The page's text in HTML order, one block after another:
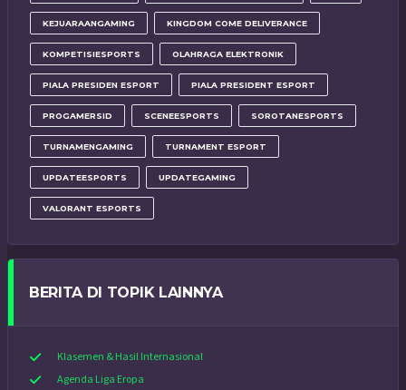
KEJUARAANGAMING KINGDOM COME DELIVERANCE
KOMPETISIESPORTS OLAHRAGA ELEKTRONIK
PIALA PRESIDEN ESPORT PIALA PRESIDENT ESPORT
PROGAMERSID SCENEESPORTS SOROTANESPORTS
TURNAMENGAMING TURNAMENT ESPORT
UPDATEESPORTS UPDATEGAMING
VALORANT ESPORTS
BERITA DI TOPIK LAINNYA
Klasemen & Hasil Internasional
Agenda Liga Eropa